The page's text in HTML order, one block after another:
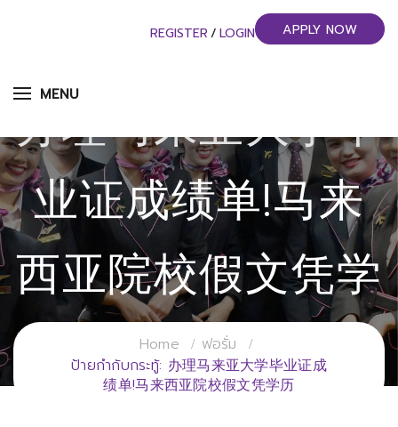
MENU
REGISTER / LOGIN APPLY NOW
办理马来亚大学毕
业证成绩单!马来
西亚院校假文凭学
历
วิทยาลัยการจัดการอุตสาหกรรมบริการ
Home
ฟอรั่ม
ป้ายกำกับกระทู้: 办理马来亚大学毕业证成
绩单!马来西亚院校假文凭学历